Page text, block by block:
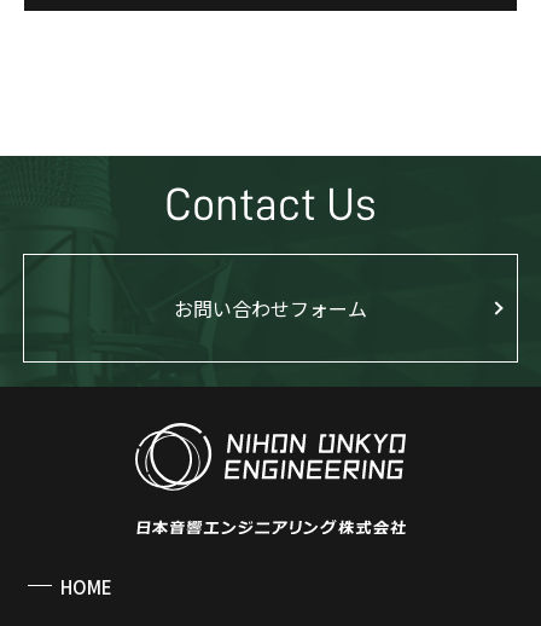
Contact Us
お問い合わせフォーム
HOME